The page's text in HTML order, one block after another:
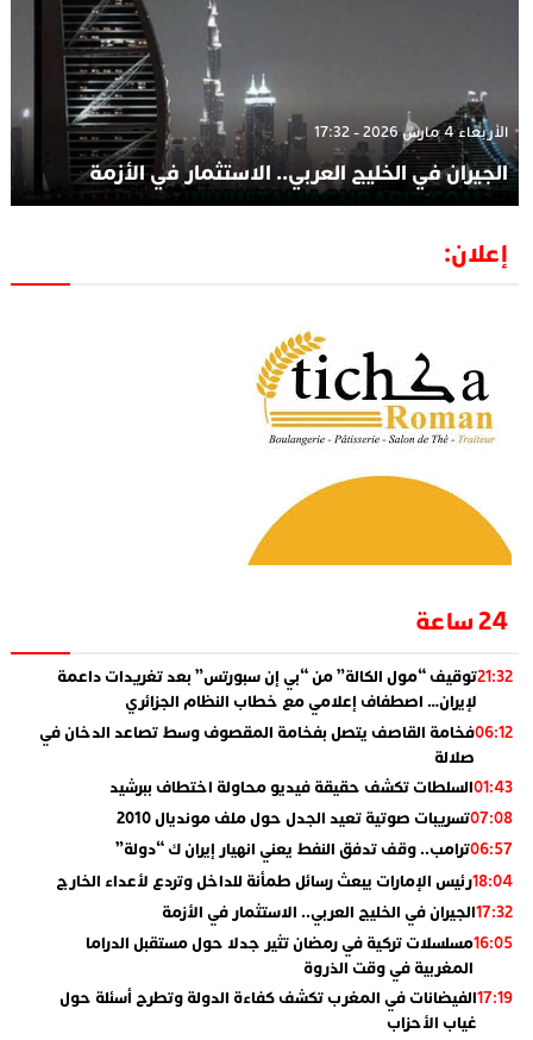
الأربعاء 4 مارس 2026 - 17:32
الجيران في الخليج العربي.. الاستثمار في الأزمة
إعلان:
24 ساعة
21:32توقيف “مول الكالة” من “بي إن سبورتس” بعد تغريدات داعمة
لإيران… اصطفاف إعلامي مع خطاب النظام الجزائري
06:12فخامة القاصف يتصل بفخامة المقصوف وسط تصاعد الدخان في
صلالة
01:43السلطات تكشف حقيقة فيديو محاولة اختطاف ببرشيد
07:08تسريبات صوتية تعيد الجدل حول ملف مونديال 2010
06:57ترامب.. وقف تدفق النفط يعني انهيار إيران ك “دولة”
18:04رئيس الإمارات يبعث رسائل طمأنة للداخل وتردع لأعداء الخارج
17:32الجيران في الخليج العربي.. الاستثمار في الأزمة
16:05مسلسلات تركية في رمضان تثير جدلا حول مستقبل الدراما
المغربية في وقت الذروة
17:19الفيضانات في المغرب تكشف كفاءة الدولة وتطرح أسئلة حول
غياب الأحزاب